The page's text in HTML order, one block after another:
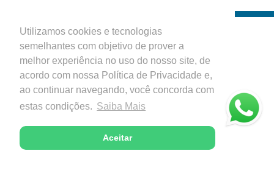
Utilizamos cookies e tecnologias
semelhantes com objetivo de prover a
melhor experiência no uso do nosso site, de
acordo com nossa Política de Privacidade e,
ao continuar navegando, você concorda com
estas condições. Saiba Mais
Aceitar